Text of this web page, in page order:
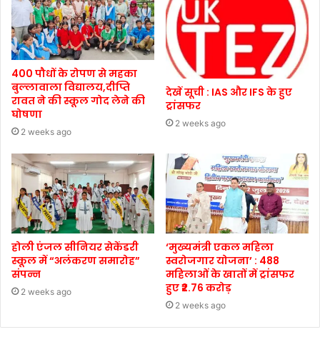
400 पौधों के रोपण से महका
बुल्लावाला विद्यालय,दीप्ति
रावत ने की स्कूल गोद लेने की
घोषणा
2 weeks ago
देखें सूची : IAS और IFS के हुए
ट्रांसफर
2 weeks ago
होली एंजल सीनियर सेकेंडरी
स्कूल में “अलंकरण समारोह”
संपन्न
2 weeks ago
‘मुख्यमंत्री एकल महिला
स्वरोजगार योजना’ : 488
महिलाओं के खातों में ट्रांसफर
हुए ₹2.76 करोड़
2 weeks ago